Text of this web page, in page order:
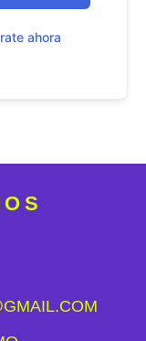
ahora